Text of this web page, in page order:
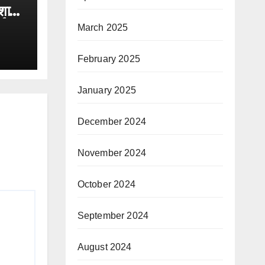
March 2025
February 2025
January 2025
December 2024
November 2024
October 2024
September 2024
August 2024